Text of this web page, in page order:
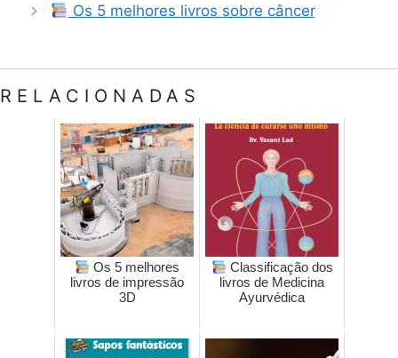
Os 5 melhores livros sobre câncer
RELACIONADAS
Os 5 melhores
livros de impressão
3D
Classificação dos
livros de Medicina
Ayurvédica